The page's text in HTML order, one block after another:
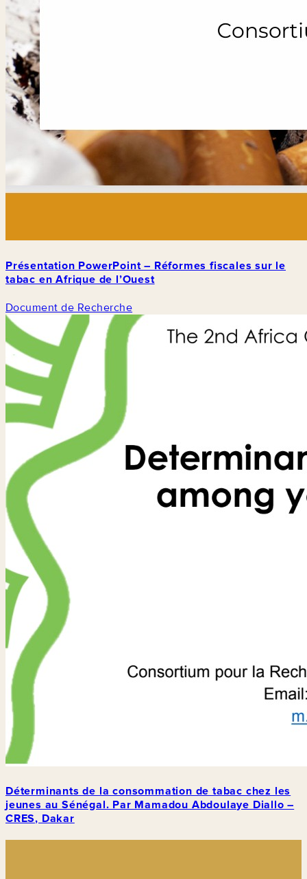
Présentation PowerPoint – Réformes fiscales sur le
tabac en Afrique de l’Ouest
Document de Recherche
Déterminants de la consommation de tabac chez les
jeunes au Sénégal. Par Mamadou Abdoulaye Diallo –
CRES, Dakar